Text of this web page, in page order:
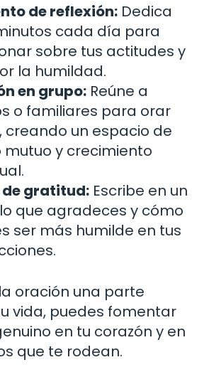
de reflexión: Dedica
cada día para
sobre tus actitudes y
la humildad.
en grupo: Reúne a
o familiares para orar
creando un espacio de
mutuo y crecimiento
de gratitud: Escribe en un
que agradeces y cómo
ser más humilde en tus
oración una parte
vida, puedes fomentar
en tu corazón y en
que te rodean.